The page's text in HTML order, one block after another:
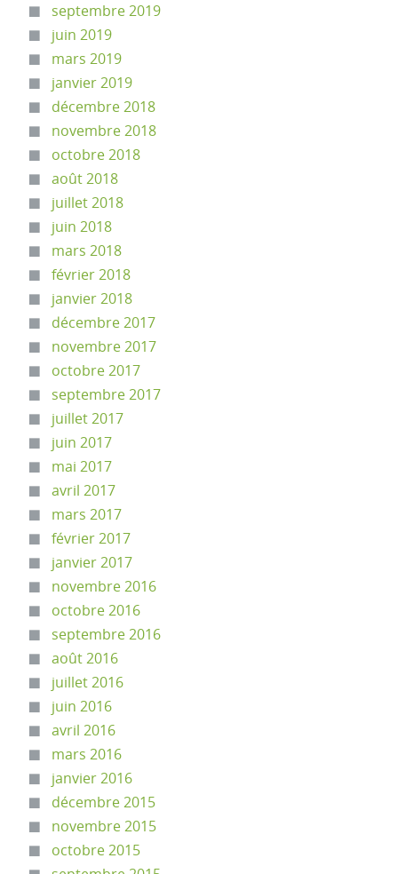
septembre 2019
juin 2019
mars 2019
janvier 2019
décembre 2018
novembre 2018
octobre 2018
août 2018
juillet 2018
juin 2018
mars 2018
février 2018
janvier 2018
décembre 2017
novembre 2017
octobre 2017
septembre 2017
juillet 2017
juin 2017
mai 2017
avril 2017
mars 2017
février 2017
janvier 2017
novembre 2016
octobre 2016
septembre 2016
août 2016
juillet 2016
juin 2016
avril 2016
mars 2016
janvier 2016
décembre 2015
novembre 2015
octobre 2015